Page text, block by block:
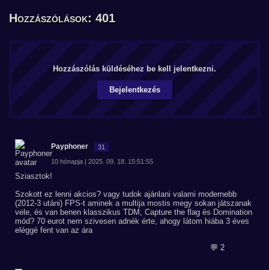
Hozzászólások: 401
Hozzászólás küldéséhez be kell jelentkezni.
Bejelentkezés
Payphoner 31
10 hónapja | 2025. 09. 18. 15:51:55
Sziasztok!
Szokott ez lenni akcios? vagy tudok ajánlani valami modernebb
(2012-3 utáni) FPS-t aminek a multija mostis megy sokan játszanak
vele, és van benen klasszikus TDM, Capture the flag és Domination
mód? 70 eurot nem szivesen adnék érte, ahogy látom hiába 3 éves
eléggé fent van az ára
💬 2